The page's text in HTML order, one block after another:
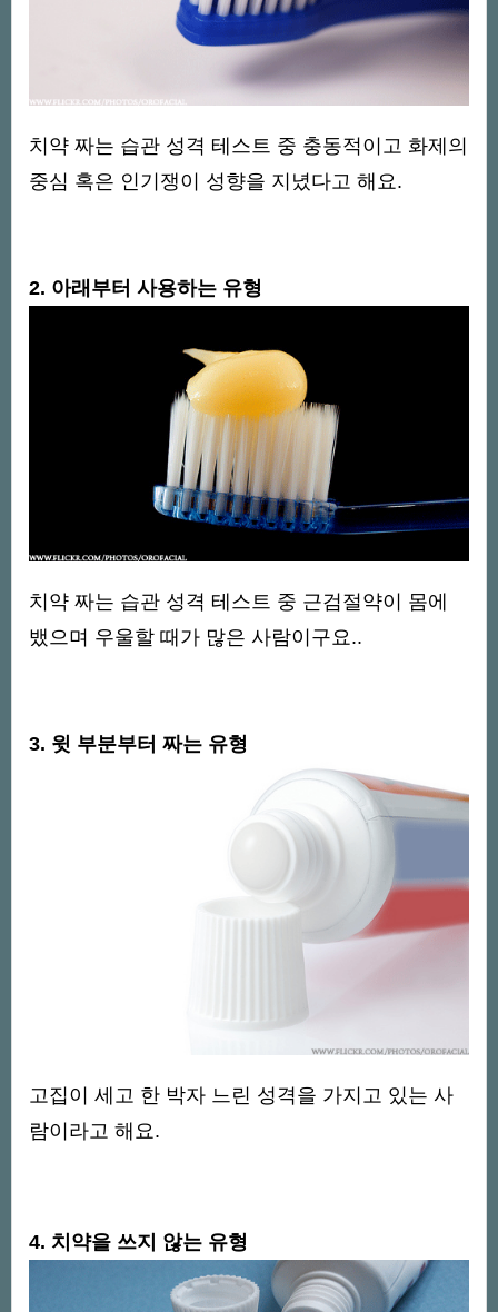
치약 짜는 습관 성격 테스트 중 충동적이고 화제의
중심 혹은 인기쟁이 성향을 지녔다고 해요.
2. 아래부터 사용하는 유형
치약 짜는 습관 성격 테스트 중 근검절약이 몸에
뱄으며 우울할 때가 많은 사람이구요..
3. 윗 부분부터 짜는 유형
고집이 세고 한 박자 느린 성격을 가지고 있는 사
람이라고 해요.
4. 치약을 쓰지 않는 유형